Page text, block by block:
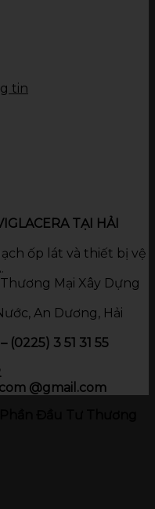
tin
TẠI HẢI
ốp lát và thiết bị vệ
Mại Xây Dựng
An Dương, Hải
(0225) 3 51 31 55
@gmail.com